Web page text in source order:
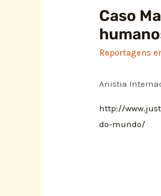
Caso
Reportagens
Anistia
http://
do-mundo/